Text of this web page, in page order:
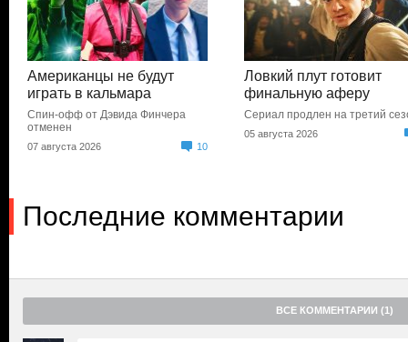
Американцы не будут
играть в кальмара
Спин-офф от Дэвида Финчера
отменен
07 августа 2026 10
Ловкий плут готовит
финальную аферу
Сериал продлен на третий
05 августа 2026
Последние комментарии
ВСЕ КОММЕНТАРИИ (1)